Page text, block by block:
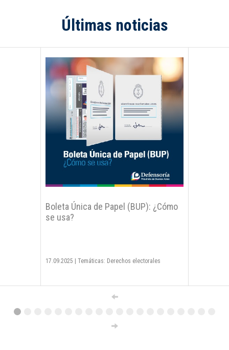
Últimas noticias
Boleta Única de Papel (BUP): ¿Cómo
se usa?
17.09.2025 | Temáticas: Derechos electorales